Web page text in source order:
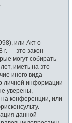
или Акт о
г. — это закон
могут собирать
иметь на это
иного вида
личной информации
уверены,
на конференции, или
данной